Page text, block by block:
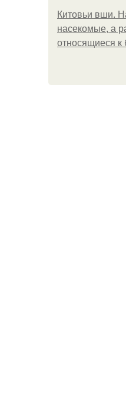
Китовьи вши.
насекомые, а
относящиеся к